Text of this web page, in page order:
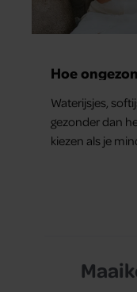
Hoe
Waterijsjes,
gezonder dan
kiezen als je